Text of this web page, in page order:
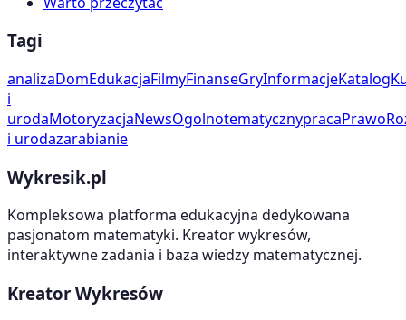
Tagi
analizaDomEdukacjaFilmyFinanseGryInformacjeKatalog
i
urodaMotoryzacjaNewsOgolnotematycznypracaPrawo
i urodazarabianie
Wykresik.pl
Kompleksowa platforma edukacyjna dedykowana
pasjonatom matematyki. Kreator wykresów,
interaktywne zadania i baza wiedzy matematycznej.
Kreator Wykresów